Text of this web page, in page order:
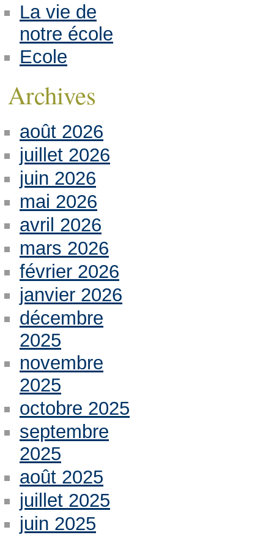
La vie de
notre école
Ecole
Archives
août 2026
juillet 2026
juin 2026
mai 2026
avril 2026
mars 2026
février 2026
janvier 2026
décembre
2025
novembre
2025
octobre 2025
septembre
2025
août 2025
juillet 2025
juin 2025